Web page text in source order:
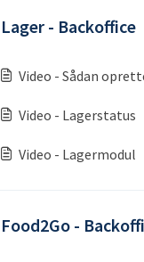
Lager - Backoffice
Video - Sådan
Video - Lagerstatus
Video - Lagermodul
Food2Go -